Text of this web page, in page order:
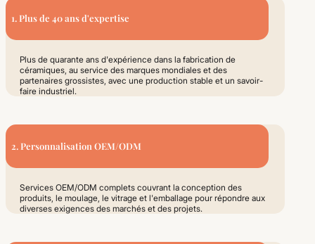
1. Plus de 40 ans d'expertise
Plus de quarante ans d'expérience dans la fabrication de
céramiques, au service des marques mondiales et des
partenaires grossistes, avec une production stable et un savoir-
faire industriel.
2. Personnalisation OEM/ODM
Services OEM/ODM complets couvrant la conception des
produits, le moulage, le vitrage et l'emballage pour répondre aux
diverses exigences des marchés et des projets.